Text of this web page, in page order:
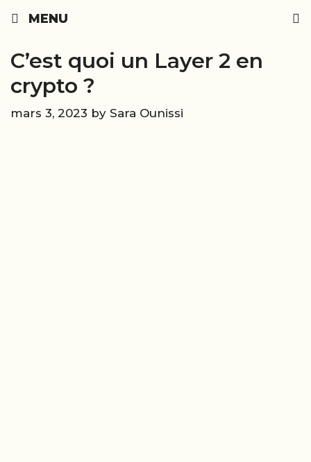
to
MENU
C’est quoi un Layer 2 en
crypto ?
mars 3, 2023 by Sara Ounissi